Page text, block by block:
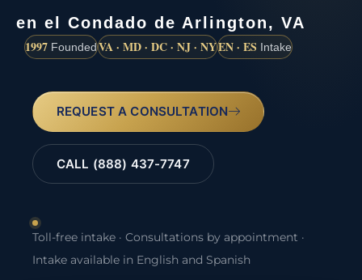
en el Condado de Arlington, VA
1997 FoundedVA · MD · DC · NJ · NYEN · ES Intake
REQUEST A CONSULTATION
CALL (888) 437-7747
Toll-free intake · Consultations by appointment ·
Intake available in English and Spanish